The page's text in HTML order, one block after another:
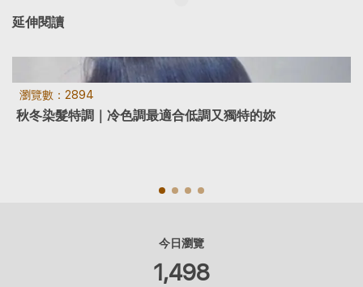
延伸閱讀
瀏覽數：2894
秋冬染髮特調｜冷色調最適合低調又獨特的妳
今日瀏覽
1,498